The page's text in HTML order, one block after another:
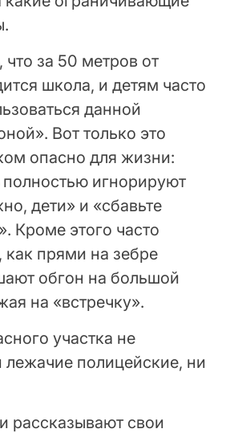
что за 50 метров от
школа, и детям часто
данной
Вот только это
опасно для жизни:
полностью игнорируют
дети» и «сбавьте
Кроме этого часто
прями на зебре
обгон на большой
на «встречку».
участка не
лежачие полицейские, ни
рассказывают свои